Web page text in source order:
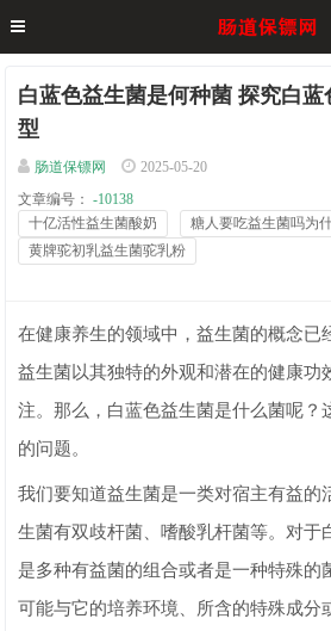
白蓝色益生菌是何种菌 探究白
型
肠道保镖网
2025-05-20
文章编号：
-10138
十亿活性益生菌酸奶
糖人要吃益生菌吗为
黄牌驼初乳益生菌驼乳粉
在健康养生的领域中，益生菌的概念已
益生菌以其独特的外观和潜在的健康功
注。那么，白蓝色益生菌是什么菌呢？
的问题。
我们要知道益生菌是一类对宿主有益的
生菌有双歧杆菌、嗜酸乳杆菌等。对于
是多种有益菌的组合或者是一种特殊的
可能与它的培养环境、所含的特殊成分